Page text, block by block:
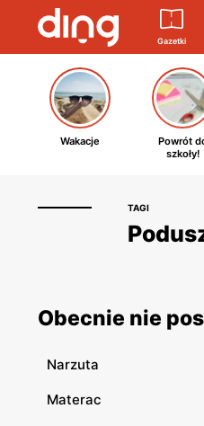
Gazetki
Wakacje
Powrót
szkoły!
TAGI
Obecnie nie
Narzuta
Materac